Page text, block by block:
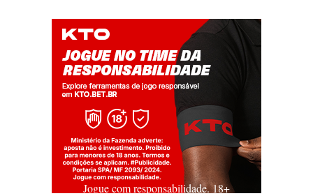
Jogue com responsabilidade. 18+